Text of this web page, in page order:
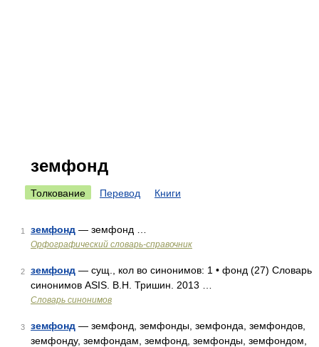
земфонд
Толкование Перевод Книги
1 земфонд — земфонд …
Орфографический словарь-справочник
2 земфонд — сущ., кол во синонимов: 1 • фонд (27) Словарь
синонимов ASIS. В.Н. Тришин. 2013 …
Словарь синонимов
3 земфонд — земфонд, земфонды, земфонда, земфондов,
земфонду, земфондам, земфонд, земфонды, земфондом,